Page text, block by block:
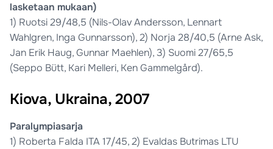
lasketaan mukaan)
1) Ruotsi 29/48,5 (Nils-Olav Andersson, Lennart
Wahlgren, Inga Gunnarsson), 2) Norja 28/40,5 (Arne Ask,
Jan Erik Haug, Gunnar Maehlen), 3) Suomi 27/65,5
(Seppo Bütt, Kari Melleri, Ken Gammelgård).
Kiova, Ukraina, 2007
Paralympiasarja
1) Roberta Falda ITA 17/45, 2) Evaldas Butrimas LTU